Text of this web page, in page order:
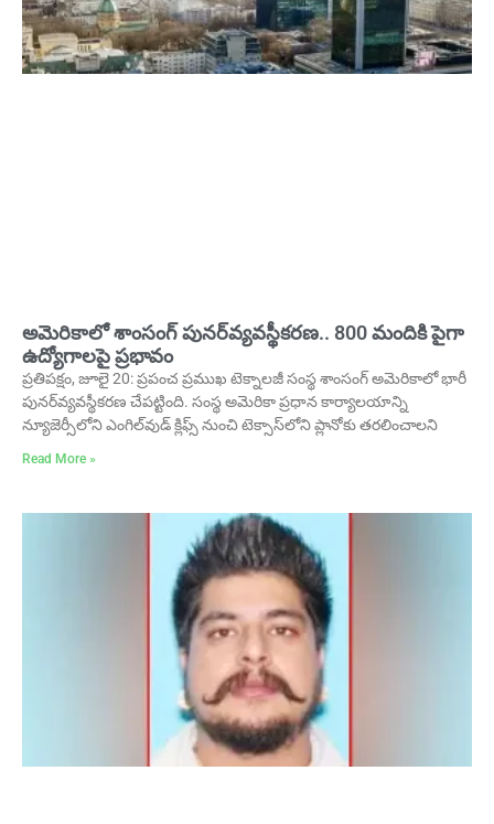
అమెరికాలో శాంసంగ్‌ పునర్‌వ్యవస్థీకరణ.. 800 మందికి పైగా
ఉద్యోగాలపై ప్రభావం
ప్రతిపక్షం, జూలై 20: ప్రపంచ ప్రముఖ టెక్నాలజీ సంస్థ శాంసంగ్‌ అమెరికాలో భారీ
పునర్‌వ్యవస్థీకరణ చేపట్టింది. సంస్థ అమెరికా ప్రధాన కార్యాలయాన్ని
న్యూజెర్సీలోని ఎంగిల్‌వుడ్‌ క్లిఫ్స్‌ నుంచి టెక్సాస్‌లోని ప్లానోకు తరలించాలని
Read More »